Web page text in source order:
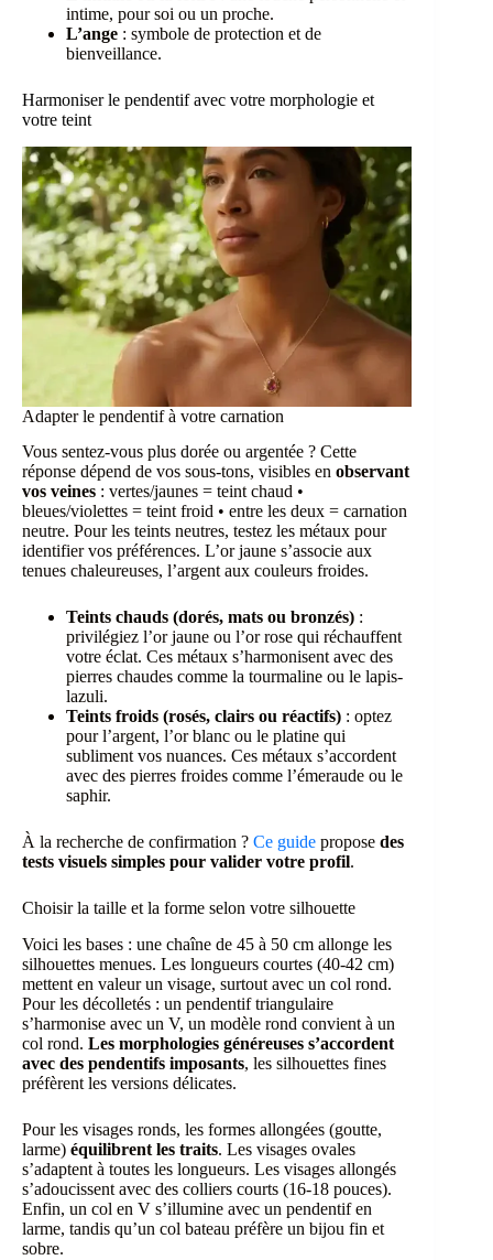
intime, pour soi ou un proche.
L’ange : symbole de protection et de
bienveillance.
Harmoniser le pendentif avec votre morphologie et
votre teint
Adapter le pendentif à votre carnation
Vous sentez-vous plus dorée ou argentée ? Cette
réponse dépend de vos sous-tons, visibles en observant
vos veines : vertes/jaunes = teint chaud •
bleues/violettes = teint froid • entre les deux = carnation
neutre. Pour les teints neutres, testez les métaux pour
identifier vos préférences. L’or jaune s’associe aux
tenues chaleureuses, l’argent aux couleurs froides.
Teints chauds (dorés, mats ou bronzés) :
privilégiez l’or jaune ou l’or rose qui réchauffent
votre éclat. Ces métaux s’harmonisent avec des
pierres chaudes comme la tourmaline ou le lapis-
lazuli.
Teints froids (rosés, clairs ou réactifs) : optez
pour l’argent, l’or blanc ou le platine qui
subliment vos nuances. Ces métaux s’accordent
avec des pierres froides comme l’émeraude ou le
saphir.
À la recherche de confirmation ? Ce guide propose des
tests visuels simples pour valider votre profil.
Choisir la taille et la forme selon votre silhouette
Voici les bases : une chaîne de 45 à 50 cm allonge les
silhouettes menues. Les longueurs courtes (40-42 cm)
mettent en valeur un visage, surtout avec un col rond.
Pour les décolletés : un pendentif triangulaire
s’harmonise avec un V, un modèle rond convient à un
col rond. Les morphologies généreuses s’accordent
avec des pendentifs imposants, les silhouettes fines
préfèrent les versions délicates.
Pour les visages ronds, les formes allongées (goutte,
larme) équilibrent les traits. Les visages ovales
s’adaptent à toutes les longueurs. Les visages allongés
s’adoucissent avec des colliers courts (16-18 pouces).
Enfin, un col en V s’illumine avec un pendentif en
larme, tandis qu’un col bateau préfère un bijou fin et
sobre.